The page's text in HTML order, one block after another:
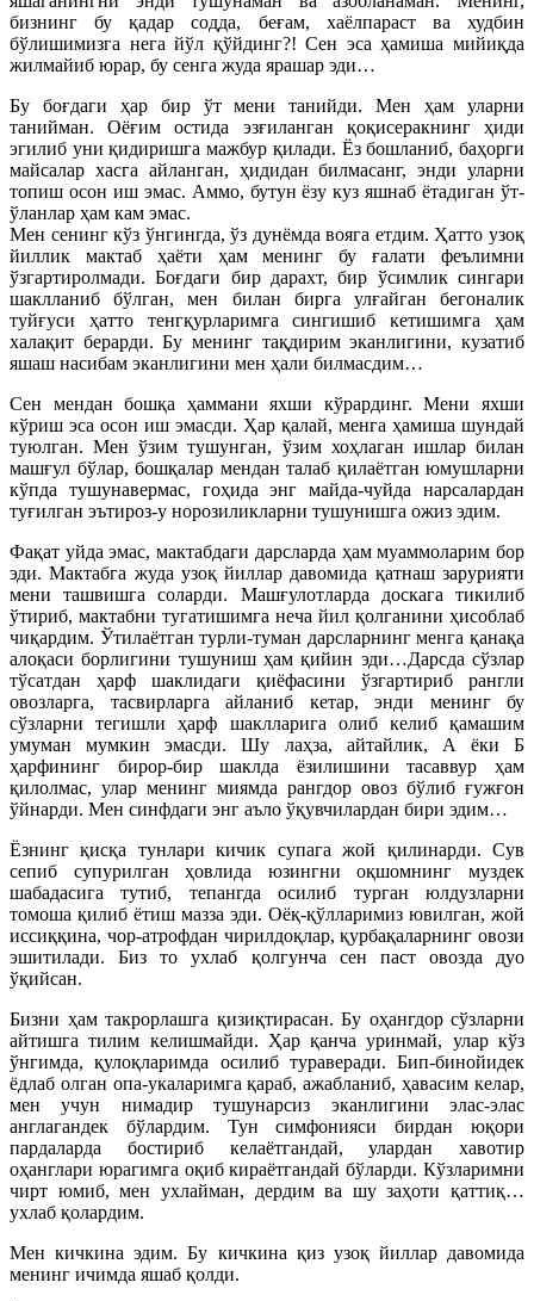
бизнинг бу қадар содда, беғам, хаёлпараст ва худбин
бўлишимизга нега йўл қўйдинг?! Сен эса ҳамиша мийиқда
жилмайиб юрар, бу сенга жуда ярашар эди…
Бу боғдаги ҳар бир ўт мени танийди. Мен ҳам уларни
танийман. Оёғим остида эзғиланган қоқисеракнинг ҳиди
эгилиб уни қидиришга мажбур қилади. Ёз бошланиб, баҳорги
майсалар хасга айланган, ҳидидан билмасанг, энди уларни
топиш осон иш эмас. Аммо, бутун ёзу куз яшнаб ётадиган ўт-
ўланлар ҳам кам эмас.
Мен сенинг кўз ўнгингда, ўз дунёмда вояга етдим. Ҳатто узоқ
йиллик мактаб ҳаёти ҳам менинг бу ғалати феълимни
ўзгартиролмади. Боғдаги бир дарахт, бир ўсимлик сингари
шаклланиб бўлган, мен билан бирга улғайган бегоналик
туйғуси ҳатто тенгқурларимга сингишиб кетишимга ҳам
халақит берарди. Бу менинг тақдирим эканлигини, кузатиб
яшаш насибам эканлигини мен ҳали билмасдим…
Сен мендан бошқа ҳаммани яхши кўрардинг. Мени яхши
кўриш эса осон иш эмасди. Ҳар қалай, менга ҳамиша шундай
туюлган. Мен ўзим тушунган, ўзим хоҳлаган ишлар билан
машғул бўлар, бошқалар мендан талаб қилаётган юмушларни
кўпда тушунавермас, гоҳида энг майда-чуйда нарсалардан
туғилган эътироз-у норозиликларни тушунишга ожиз эдим.
Фақат уйда эмас, мактабдаги дарсларда ҳам муаммоларим бор
эди. Мактабга жуда узоқ йиллар давомида қатнаш зарурияти
мени ташвишга соларди. Машғулотларда доскага тикилиб
ўтириб, мактабни тугатишимга неча йил қолганини ҳисоблаб
чиқардим. Ўтилаётган турли-туман дарсларнинг менга қанақа
алоқаси борлигини тушуниш ҳам қийин эди…Дарсда сўзлар
тўсатдан ҳарф шаклидаги қиёфасини ўзгартириб рангли
овозларга, тасвирларга айланиб кетар, энди менинг бу
сўзларни тегишли ҳарф шаклларига олиб келиб қамашим
умуман мумкин эмасди. Шу лаҳза, айтайлик, А ёки Б
ҳарфининг бирор-бир шаклда ёзилишини тасаввур ҳам
қилолмас, улар менинг миямда рангдор овоз бўлиб ғужғон
ўйнарди. Мен синфдаги энг аъло ўқувчилардан бири эдим…
Ёзнинг қисқа тунлари кичик супага жой қилинарди. Сув
сепиб супурилган ҳовлида юзингни оқшомнинг муздек
шабадасига тутиб, тепангда осилиб турган юлдузларни
томоша қилиб ётиш мазза эди. Оёқ-қўлларимиз ювилган, жой
иссиққина, чор-атрофдан чирилдоқлар, қурбақаларнинг овози
эшитилади. Биз то ухлаб қолгунча сен паст овозда дуо
ўқийсан.
Бизни ҳам такрорлашга қизиқтирасан. Бу оҳангдор сўзларни
айтишга тилим келишмайди. Ҳар қанча уринмай, улар кўз
ўнгимда, қулоқларимда осилиб тураверади. Бип-бинойидек
ёдлаб олган опа-укаларимга қараб, ажабланиб, ҳавасим келар,
мен учун нимадир тушунарсиз эканлигини элас-элас
англагандек бўлардим. Тун симфонияси бирдан юқори
пардаларда бостириб келаётгандай, улардан хавотир
оҳанглари юрагимга оқиб кираётгандай бўларди. Кўзларимни
чирт юмиб, мен ухлайман, дердим ва шу заҳоти қаттиқ…
ухлаб қолардим.
Мен кичкина эдим. Бу кичкина қиз узоқ йиллар давомида
менинг ичимда яшаб қолди.